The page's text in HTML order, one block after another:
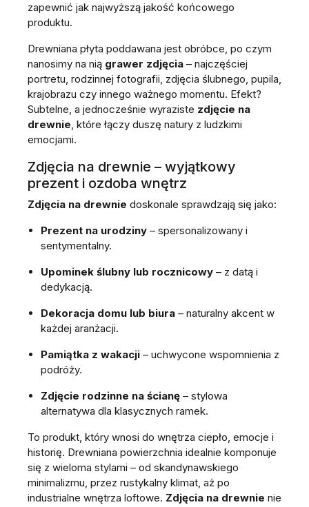
zapewnić jak najwyższą jakość końcowego
produktu.
Drewniana płyta poddawana jest obróbce, po czym
nanosimy na nią grawer zdjęcia – najczęściej
portretu, rodzinnej fotografii, zdjęcia ślubnego, pupila,
krajobrazu czy innego ważnego momentu. Efekt?
Subtelne, a jednocześnie wyraziste zdjęcie na
drewnie, które łączy duszę natury z ludzkimi
emocjami.
Zdjęcia na drewnie – wyjątkowy
prezent i ozdoba wnętrz
Zdjęcia na drewnie doskonale sprawdzają się jako:
Prezent na urodziny– spersonalizowany i
sentymentalny.
Upominek ślubny lub rocznicowy– z datą i
dedykacją.
Dekoracja domu lub biura– naturalny akcent w
każdej aranżacji.
Pamiątka z wakacji– uchwycone wspomnienia z
podróży.
Zdjęcie rodzinne na ścianę– stylowa
alternatywa dla klasycznych ramek.
To produkt, który wnosi do wnętrza ciepło, emocje i
historię. Drewniana powierzchnia idealnie komponuje
się z wieloma stylami – od skandynawskiego
minimalizmu, przez rustykalny klimat, aż po
industrialne wnętrza loftowe. Zdjęcia na drewnie nie